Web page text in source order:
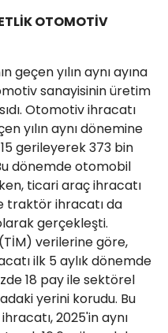
OTOMOTİV
geçen yılın aynı ayına
sanayisinin üretim
Otomotiv ihracatı
yılın aynı dönemine
gerileyerek 373 bin
dönemde otomobil
ticari araç ihracatı
traktör ihracatı da
gerçekleşti.
verilerine göre,
ilk 5 aylık dönemde
18 pay ile sektörel
yerini korudu. Bu
2025'in aynı